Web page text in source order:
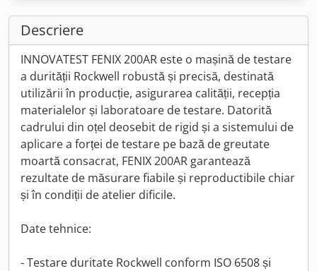
Descriere
INNOVATEST FENIX 200AR este o mașină de testare
a durității Rockwell robustă și precisă, destinată
utilizării în producție, asigurarea calității, recepția
materialelor și laboratoare de testare. Datorită
cadrului din oțel deosebit de rigid și a sistemului de
aplicare a forței de testare pe bază de greutate
moartă consacrat, FENIX 200AR garantează
rezultate de măsurare fiabile și reproductibile chiar
și în condiții de atelier dificile.
Date tehnice:
- Testare duritate Rockwell conform ISO 6508 și